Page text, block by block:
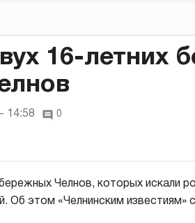
16-летних
14:58 0
Челнов, которых искали
этом «Челнинским известиям»